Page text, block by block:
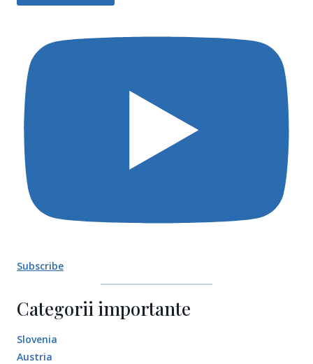
Subscribe
Categorii importante
Slovenia
Austria